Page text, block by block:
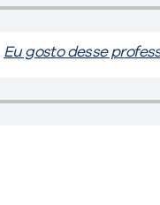
Eu gosto desse